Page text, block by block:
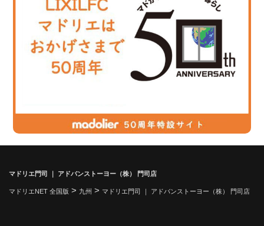
マドリエ門司 ｜ アドバンストーヨー（株） 門司店
マドリエNET 全国版 > 九州 > マドリエ門司 ｜ アドバンストーヨー（株） 門司店